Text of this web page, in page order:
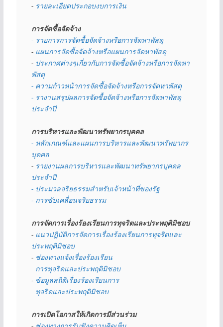
- รายละเอียดประกอบงบการเงิน
การจัดซื้อจัดจ้าง
- รายการการจัดซื้อจัดจ้างหรือการจัดหาพัสดุ
- แผนการจัดซื้อจัดจ้างหรือแผนการจัดหาพัสดุ
- ประกาศต่างๆเกี่ยวกับการจัดซื้อจัดจ้างหรือการจัดหา
พัสดุ
- ความก้าวหน้าการจัดซื้อจัดจ้างหรือการจัดหาพัสดุ
- รางานสรุปผลการจัดซื้อจัดจ้างหรือการจัดหาพัสดุ
ประจำปี
การบริหารและพัฒนาทรัพยากรบุคคล
- หลักเกณฑ์และแผนการบริหารและพัฒนาทรัพยากร
บุคคล
- รายงานผลการบริหารและพัฒนาทรัพยากรบุคคล
ประจำปี
- ประมวลจริยธรรมสำหรับเจ้าหน้าที่ของรัฐ
- การขับเคลื่อนจริยธรรม
การจัดการเรื่องร้องเรียนการทุจริตและประพฤติมิชอบ
- แนวปฏิบัติการจัดการเรื่องร้องเรียนการทุจริตและ
ประพฤติมิชอบ
- ช่องทางแจ้งเรื่องร้องเรียน
  การทุจริตและประพฤติมิชอบ
- ข้อมูลสถิติเรื่องร้องเรียนการ
  ทุจริตและประพฤติมิชอบ
การเปิดโอกาสให้เกิดการมีส่วนร่วม